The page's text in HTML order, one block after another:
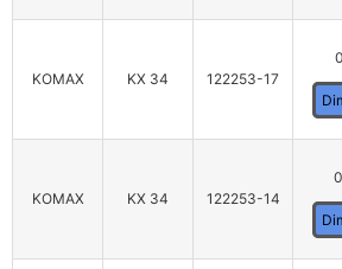
KOMAX KX 34 122253-17
KOMAX KX 34 122253-14